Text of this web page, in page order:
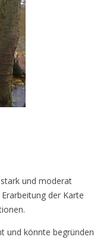
und moderat
der Karte
und könnte begründen